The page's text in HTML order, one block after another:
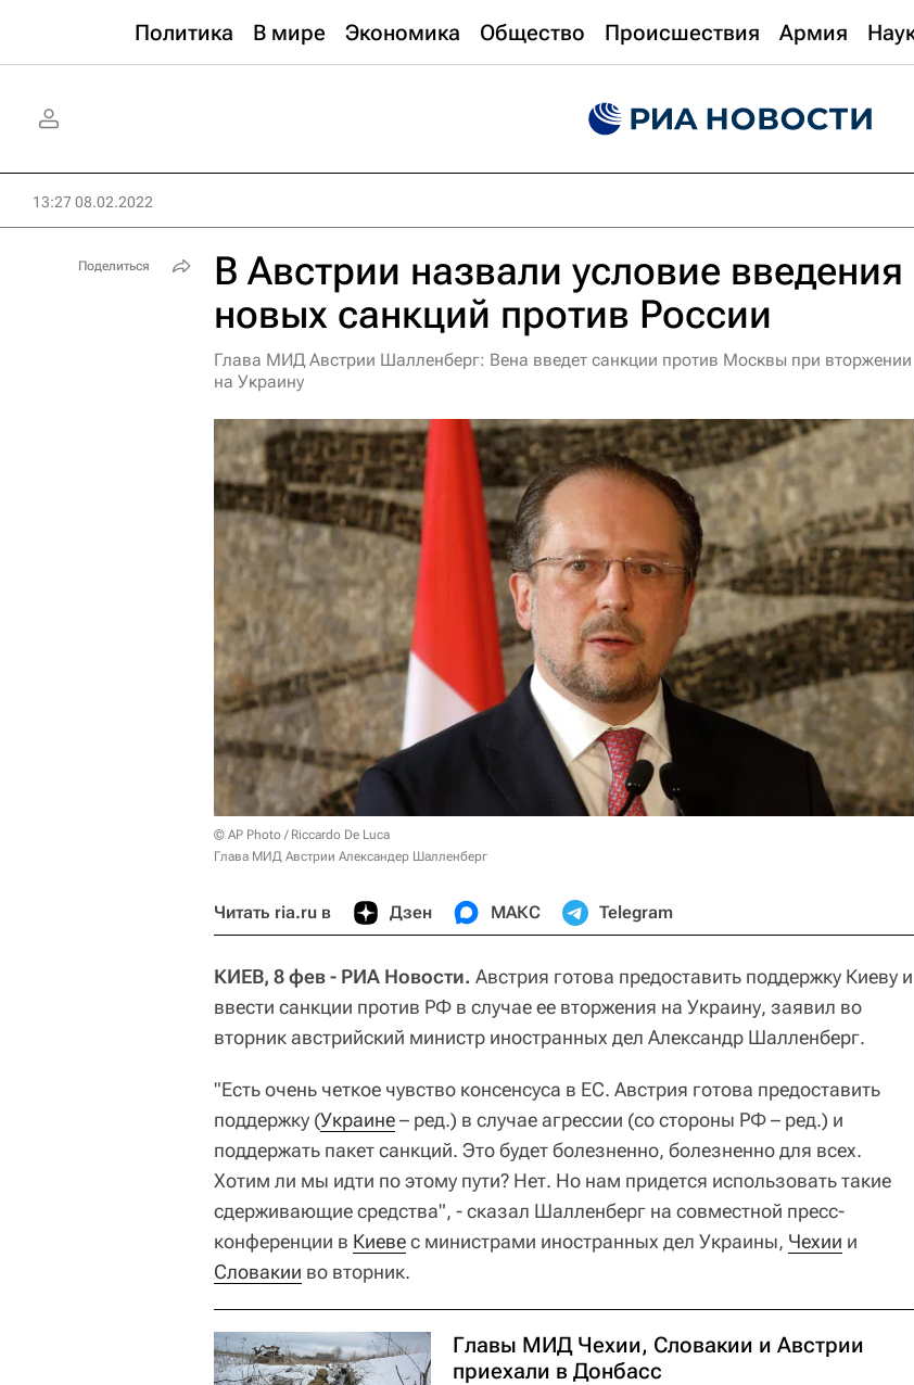
Политика В мире Экономика Общество Происшествия Армия
13:27 08.02.2022
В Австрии назвали условие введения
новых санкций против России
Глава МИД Австрии Шалленберг: Вена введет санкции против Москвы при вторжении
на Украину
© AP Photo / Riccardo De Luca
Глава МИД Австрии Александер Шалленберг
Читать ria.ru в Дзен МАКС Telegram
КИЕВ, 8 фев - РИА Новости. Австрия готова предоставить поддержку Киеву и
ввести санкции против РФ в случае ее вторжения на Украину, заявил во
вторник австрийский министр иностранных дел Александр Шалленберг.
"Есть очень четкое чувство консенсуса в ЕС. Австрия готова предоставить
поддержку (Украине– ред.) в случае агрессии (со стороны РФ – ред.) и
поддержать пакет санкций. Это будет болезненно, болезненно для всех.
Хотим ли мы идти по этому пути? Нет. Но нам придется использовать такие
сдерживающие средства", - сказал Шалленберг на совместной пресс-
конференции в Киевес министрами иностранных дел Украины, Чехии и
Словакии во вторник.
Главы МИД Чехии, Словакии и Австрии
приехали в Донбасс
Поделиться